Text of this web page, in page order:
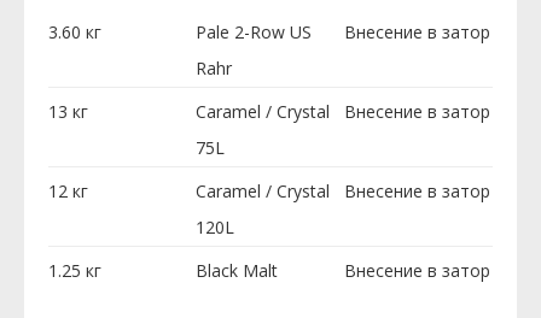
3.60 кг
Pale 2-Row US
Rahr
Внесение в затор
13 кг
Caramel / Crystal
75L
Внесение в затор
12 кг
Caramel / Crystal
120L
Внесение в затор
1.25 кг Black Malt Внесение в затор